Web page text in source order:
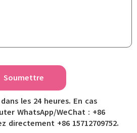
Soumettre
les 24 heures. En cas
WhatsApp/WeChat : +86
directement +86 15712709752.